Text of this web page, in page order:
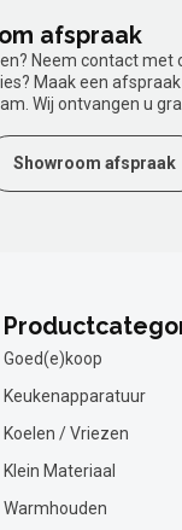
afspraak
Neem contact met
Maak een
Wij ontvangen u
Showroom afspraak
Goed(e)koop
Keukenapparatuur
Koelen / Vriezen
Klein Materiaal
Warmhouden